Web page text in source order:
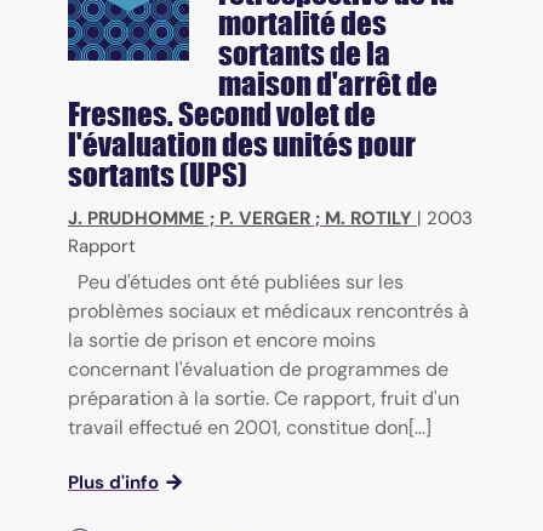
mortalité des
sortants de la
maison d'arrêt de
Fresnes. Second volet de
l'évaluation des unités pour
sortants (UPS)
J. PRUDHOMME ; P. VERGER ; M. ROTILY | 2003
Rapport
Peu d'études ont été publiées sur les
problèmes sociaux et médicaux rencontrés à
la sortie de prison et encore moins
concernant l'évaluation de programmes de
préparation à la sortie. Ce rapport, fruit d'un
travail effectué en 2001, constitue don[...]
Plus d'info